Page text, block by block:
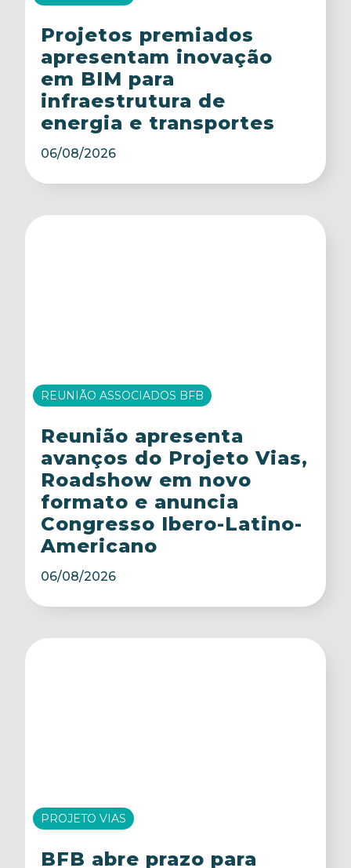
Projetos premiados
apresentam inovação
em BIM para
infraestrutura de
energia e transportes
06/08/2026
REUNIÃO ASSOCIADOS BFB
Reunião apresenta
avanços do Projeto Vias,
Roadshow em novo
formato e anuncia
Congresso Ibero-Latino-
Americano
06/08/2026
PROJETO VIAS
BFB abre prazo para